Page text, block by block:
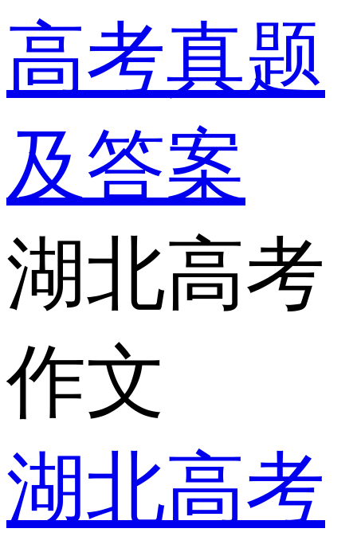
高考真题
及答案
湖北高考
作文
湖北高考